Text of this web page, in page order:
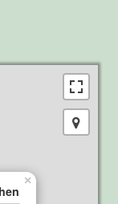
×